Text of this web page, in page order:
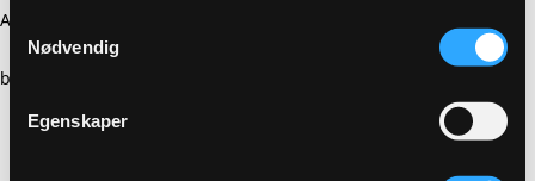
Samtykkevalg
Nødvendig
Egenskaper
Application error: a client-side exception has occurred (see the
browser console for more information)